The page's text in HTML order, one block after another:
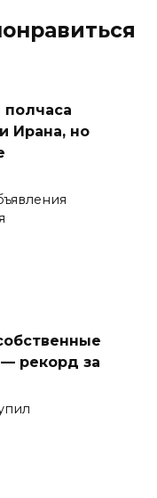
полчаса
Ирана, но
рекорд за